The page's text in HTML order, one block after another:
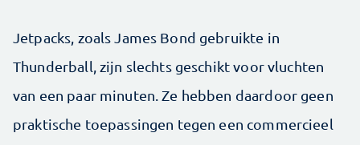
Jetpacks, zoals James Bond gebruikte in
Thunderball, zijn slechts geschikt voor vluchten
van een paar minuten. Ze hebben daardoor geen
praktische toepassingen tegen een commercieel